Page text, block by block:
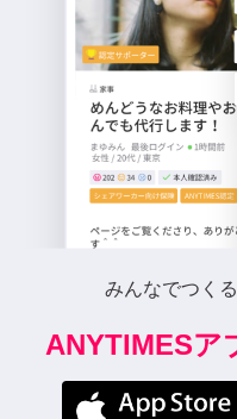
みんなでつく
ANYTIMESア